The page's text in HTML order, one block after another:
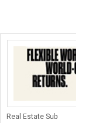
Real Estate Sub